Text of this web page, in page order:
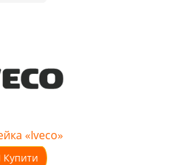
«Iveco»
Купити